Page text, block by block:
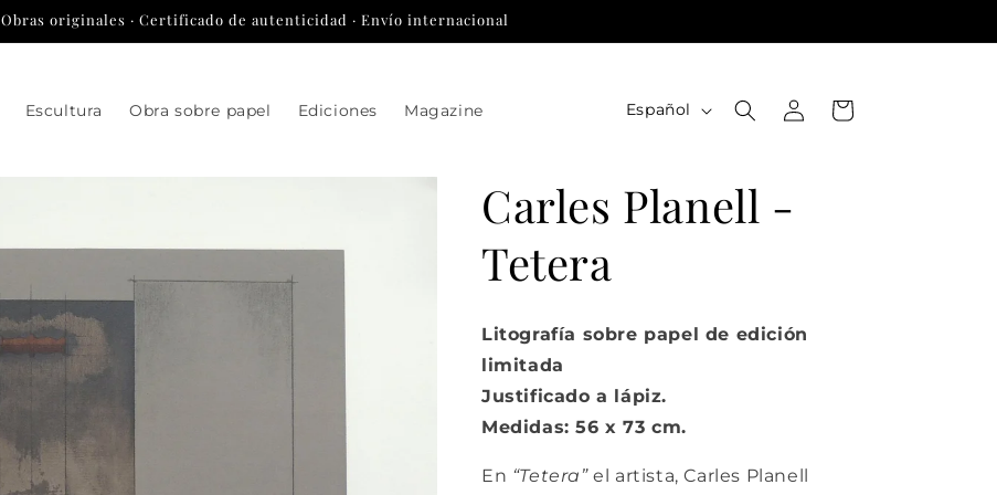
Obras originales · Certificado de autenticidad · Envío internacional
Escultura Obra sobre papel Ediciones Magazine
a
Español
sesión
Carrito
Carles Planell -
Tetera
Litografía sobre papel de edición
limitada
Justificado a lápiz.
Medidas: 56 x 73 cm.
En “Tetera”el artista, Carles Planell